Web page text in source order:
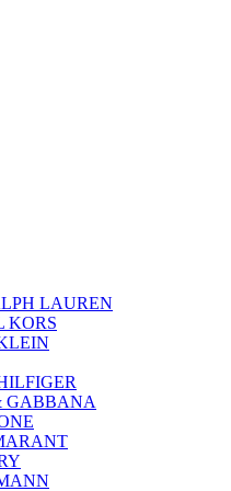
LAUREN
KORS
GABBANA